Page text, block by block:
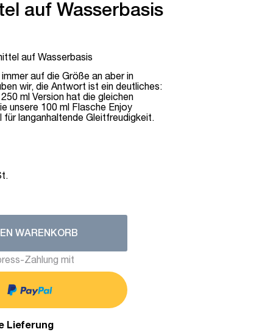
auf Wasserbasis
auf Wasserbasis
auf die Größe an aber in
wir, die Antwort ist ein deutliches:
ml Version hat die gleichen
unsere 100 ml Flasche Enjoy
für langanhaltende Gleitfreudigkeit.
WARENKORB
Zahlung mit
Lieferung